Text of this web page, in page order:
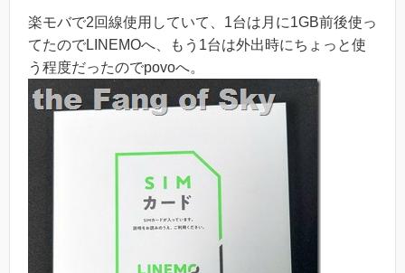
楽モバで2回線使用していて、1台は月に1GB前後使っ
てたのでLINEMOへ、もう1台は外出時にちょっと使
う程度だったのでpovoへ。